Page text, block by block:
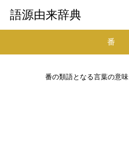
語源由来辞典
番
番の類語となる言葉の意味